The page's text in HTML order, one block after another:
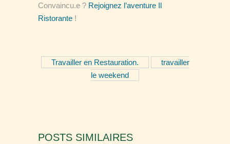
Convaincu.e ? Rejoignez l’aventure Il
Ristorante !
Travailler en Restauration.
travailler
le weekend
POSTS SIMILAIRES